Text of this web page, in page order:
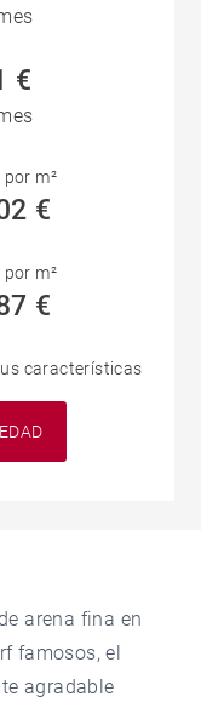
€
por m²
€
por m²
€
características
arena fina en
famosos, el
agradable